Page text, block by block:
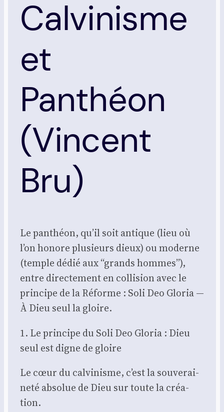
Calvinisme
et
Panthéon
(Vincent
Bru)
Le pan­théon, qu’il soit antique (lieu où
l’on honore plu­sieurs dieux) ou moderne
(temple dédié aux “grands hommes”),
entre direc­te­ment en col­li­sion avec le
prin­cipe de la Réforme : Soli Deo Glo­ria —
À Dieu seul la gloire.
1. Le prin­cipe du Soli Deo Glo­ria : Dieu
seul est digne de gloire
Le cœur du cal­vi­nisme, c’est la sou­ve­rai­
ne­té abso­lue de Dieu sur toute la créa­
tion.